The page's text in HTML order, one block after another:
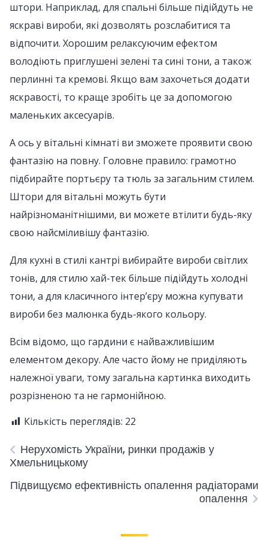
штори. Наприклад, для спальні більше підійдуть не
яскраві вироби, які дозволять розслабитися та
відпочити. Хорошим релаксуючим ефектом
володіють приглушені зелені та сині тони, а також
перлинні та кремові. Якщо вам захочеться додати
яскравості, то краще зробіть це за допомогою
маленьких аксесуарів.
А ось у вітальні кімнаті ви зможете проявити свою
фантазію на повну. Головне правило: грамотно
підбирайте портьєру та тюль за загальним стилем.
Штори для вітальні можуть бути
найрізноманітнішими, ви можете втілити будь-яку
свою найсміливішу фантазію.
Для кухні в стилі кантрі вибирайте вироби світлих
тонів, для стилю хай-тек більше підійдуть холодні
тони, а для класичного інтер’єру можна купувати
вироби без малюнка будь-якого кольору.
Всім відомо, що гардини є найважливішим
елементом декору. Але часто йому не приділяють
належної уваги, тому загальна картинка виходить
розрізненою та не гармонійною.
Кількість переглядів: 22
Нерухомість України, ринки продажів у
Хмельницькому
Підвищуємо ефективність опалення радіаторами
опалення